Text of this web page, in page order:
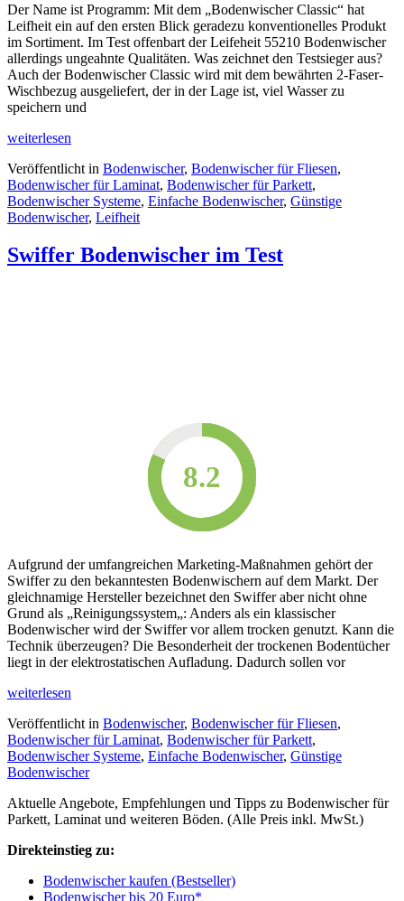
Der Name ist Programm: Mit dem „Bodenwischer Classic“ hat
Leifheit ein auf den ersten Blick geradezu konventionelles Produkt
im Sortiment. Im Test offenbart der Leifeheit 55210 Bodenwischer
allerdings ungeahnte Qualitäten. Was zeichnet den Testsieger aus?
Auch der Bodenwischer Classic wird mit dem bewährten 2-Faser-
Wischbezug ausgeliefert, der in der Lage ist, viel Wasser zu
speichern und
weiterlesen
Veröffentlicht in Bodenwischer, Bodenwischer für Fliesen,
Bodenwischer für Laminat, Bodenwischer für Parkett,
Bodenwischer Systeme, Einfache Bodenwischer, Günstige
Bodenwischer, Leifheit
Swiffer Bodenwischer im Test
Aufgrund der umfangreichen Marketing-Maßnahmen gehört der
Swiffer zu den bekanntesten Bodenwischern auf dem Markt. Der
gleichnamige Hersteller bezeichnet den Swiffer aber nicht ohne
Grund als „Reinigungssystem„: Anders als ein klassischer
Bodenwischer wird der Swiffer vor allem trocken genutzt. Kann die
Technik überzeugen? Die Besonderheit der trockenen Bodentücher
liegt in der elektrostatischen Aufladung. Dadurch sollen vor
weiterlesen
Veröffentlicht in Bodenwischer, Bodenwischer für Fliesen,
Bodenwischer für Laminat, Bodenwischer für Parkett,
Bodenwischer Systeme, Einfache Bodenwischer, Günstige
Bodenwischer
Aktuelle Angebote, Empfehlungen und Tipps zu Bodenwischer für
Parkett, Laminat und weiteren Böden. (Alle Preis inkl. MwSt.)
Direkteinstieg zu:
Bodenwischer kaufen (Bestseller)
Bodenwischer bis 20 Euro*
9.4
9.2
8.8
8.2
9.2
8.4
8.2